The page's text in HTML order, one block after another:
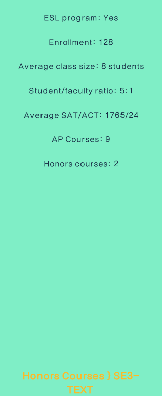
ESL program: Yes
Enrollment: 128
Average class size: 8 students
Student/faculty ratio: 5:1
Average SAT/ACT: 1765/24
AP Courses: 9
Honors courses: 2
Honors Courses } SE3-
TEXT